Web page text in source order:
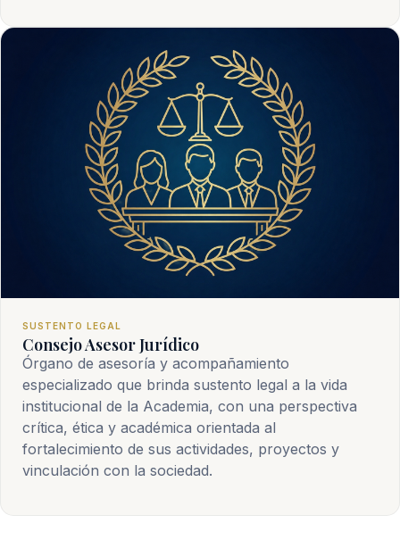
SUSTENTO LEGAL
Consejo Asesor Jurídico
Órgano de asesoría y acompañamiento
especializado que brinda sustento legal a la vida
institucional de la Academia, con una perspectiva
crítica, ética y académica orientada al
fortalecimiento de sus actividades, proyectos y
vinculación con la sociedad.